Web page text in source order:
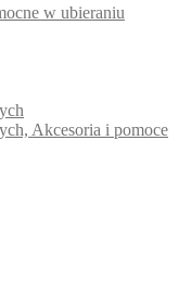
w ubieraniu
Akcesoria i pomoce